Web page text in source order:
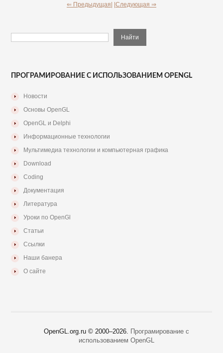
⇐ Предыдущая| |Следующая ⇒
ПРОГРАМИРОВАНИЕ С ИСПОЛЬЗОВАНИЕМ OPENGL
Новости
Основы OpenGL
OpenGL и Delphi
Информационные технологии
Мультимедиа технологии и компьютерная графика
Download
Coding
Документация
Литература
Уроки по OpenGl
Статьи
Ссылки
Наши банера
О сайте
OpenGL.org.ru © 2000–2026. Програмирование с
использованием OpenGL